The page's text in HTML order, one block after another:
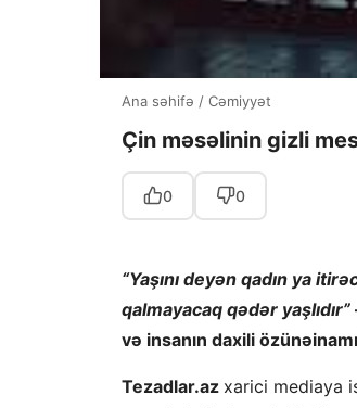
Ana səhifə / Cəmiyyət
Çin məsəlinin gizli
0 0
“Yaşını deyən qadın ya
qalmayacaq qədər yaşlıdır”
və insanın daxili
Tezadlar.az xarici mediaya